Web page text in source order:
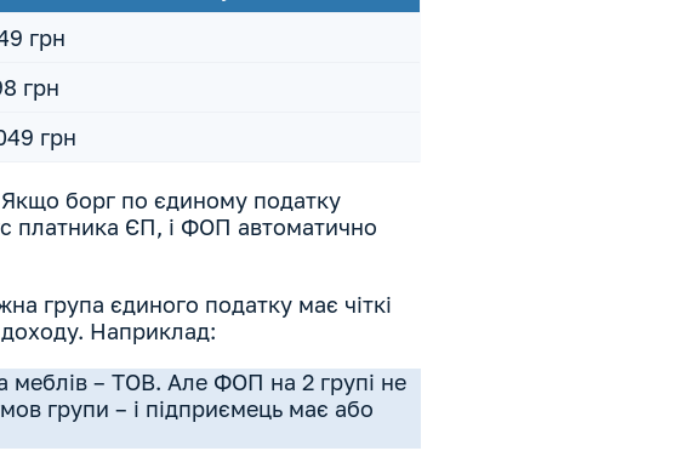
грн
грн
грн
борг по єдиному податку
платника ЄП, і ФОП автоматично
група єдиного податку має чіткі
Наприклад:
меблів – ТОВ. Але ФОП на 2 групі не
групи – і підприємець має або